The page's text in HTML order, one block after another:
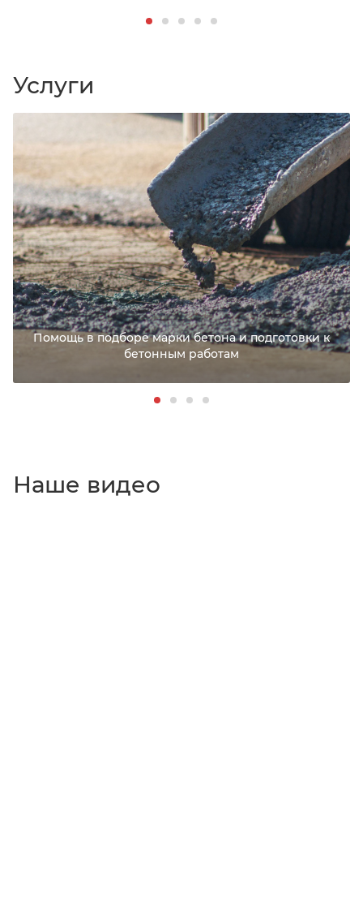
Услуги
Помощь в подборе марки бетона и подготовки к
бетонным работам
Наше видео